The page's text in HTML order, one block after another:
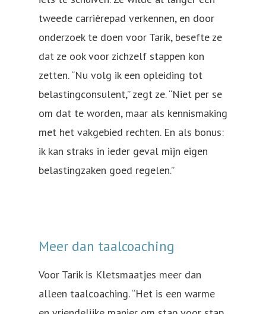
tweede carrièrepad verkennen, en door
onderzoek te doen voor Tarik, besefte ze
dat ze ook voor zichzelf stappen kon
zetten. “Nu volg ik een opleiding tot
belastingconsulent,” zegt ze. “Niet per se
om dat te worden, maar als kennismaking
met het vakgebied rechten. En als bonus:
ik kan straks in ieder geval mijn eigen
belastingzaken goed regelen.”
Meer dan taalcoaching
Voor Tarik is Kletsmaatjes meer dan
alleen taalcoaching. “Het is een warme